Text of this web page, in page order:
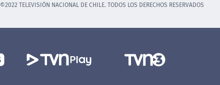
©2022 TELEVISIÓN NACIONAL DE CHILE. TODOS LOS DERECHOS RESERVADOS